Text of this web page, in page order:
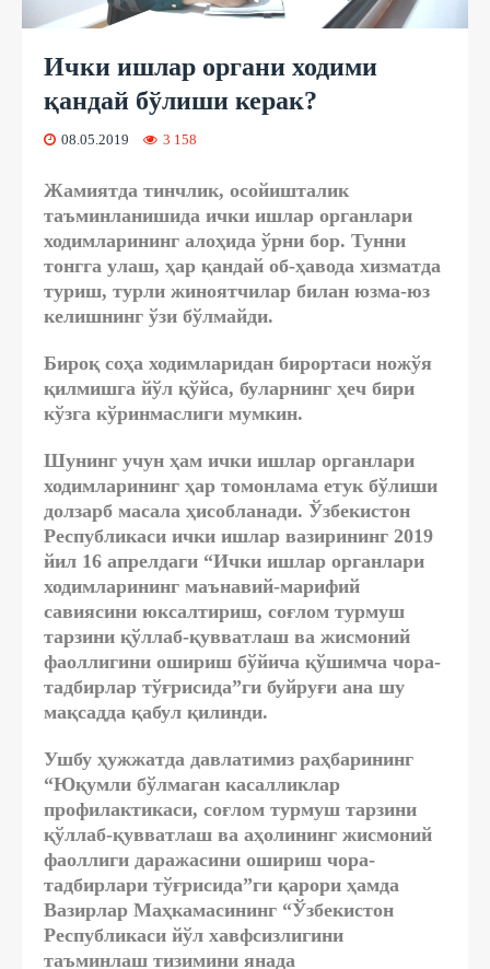
Ички ишлар органи ходими
қандай бўлиши керак?
08.05.2019 3 158
Жамиятда тинчлик, осойишталик
таъминланишида ички ишлар органлари
ходимларининг алоҳида ўрни бор. Тунни
тонгга улаш, ҳар қандай об-ҳавода хизматда
туриш, турли жиноятчилар билан юзма-юз
келишнинг ўзи бўлмайди.
Бироқ соҳа ходимларидан бирортаси ножўя
қилмишга йўл қўйса, буларнинг ҳеч бири
кўзга кўринмаслиги мумкин.
Шунинг учун ҳам ички ишлар органлари
ходимларининг ҳар томонлама етук бўлиши
долзарб масала ҳисобланади. Ўзбекистон
Республикаси ички ишлар вазирининг 2019
йил 16 апрелдаги “Ички ишлар органлари
ходимларининг маънавий-марифий
савиясини юксалтириш, соғлом турмуш
тарзини қўллаб-қувватлаш ва жисмоний
фаоллигини ошириш бўйича қўшимча чора-
тадбирлар тўғрисида”ги буйруғи ана шу
мақсадда қабул қилинди.
Ушбу ҳужжатда давлатимиз раҳбарининг
“Юқумли бўлмаган касалликлар
профилактикаси, соғлом турмуш тарзини
қўллаб-қувватлаш ва аҳолининг жисмоний
фаоллиги даражасини ошириш чора-
тадбирлари тўғрисида”ги қарори ҳамда
Вазирлар Маҳкамасининг “Ўзбекистон
Республикаси йўл хавфсизлигини
таъминлаш тизимини янада